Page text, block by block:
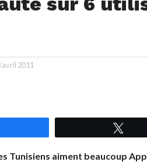
avril 2011
Tunisiens aiment beaucoup